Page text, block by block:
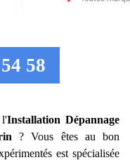
58
l'Installation Dépannage
? Vous êtes au bon
est spécialisée